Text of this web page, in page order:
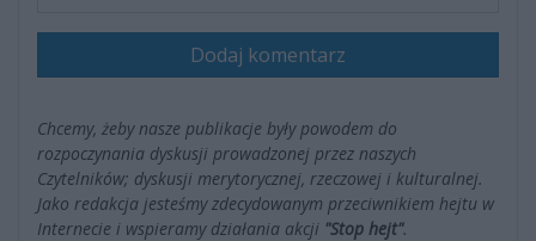
Dodaj komentarz
Chcemy, żeby nasze publikacje były powodem do
rozpoczynania dyskusji prowadzonej przez naszych
Czytelników; dyskusji merytorycznej, rzeczowej i kulturalnej.
Jako redakcja jesteśmy zdecydowanym przeciwnikiem hejtu w
Internecie i wspieramy działania akcji "Stop hejt".